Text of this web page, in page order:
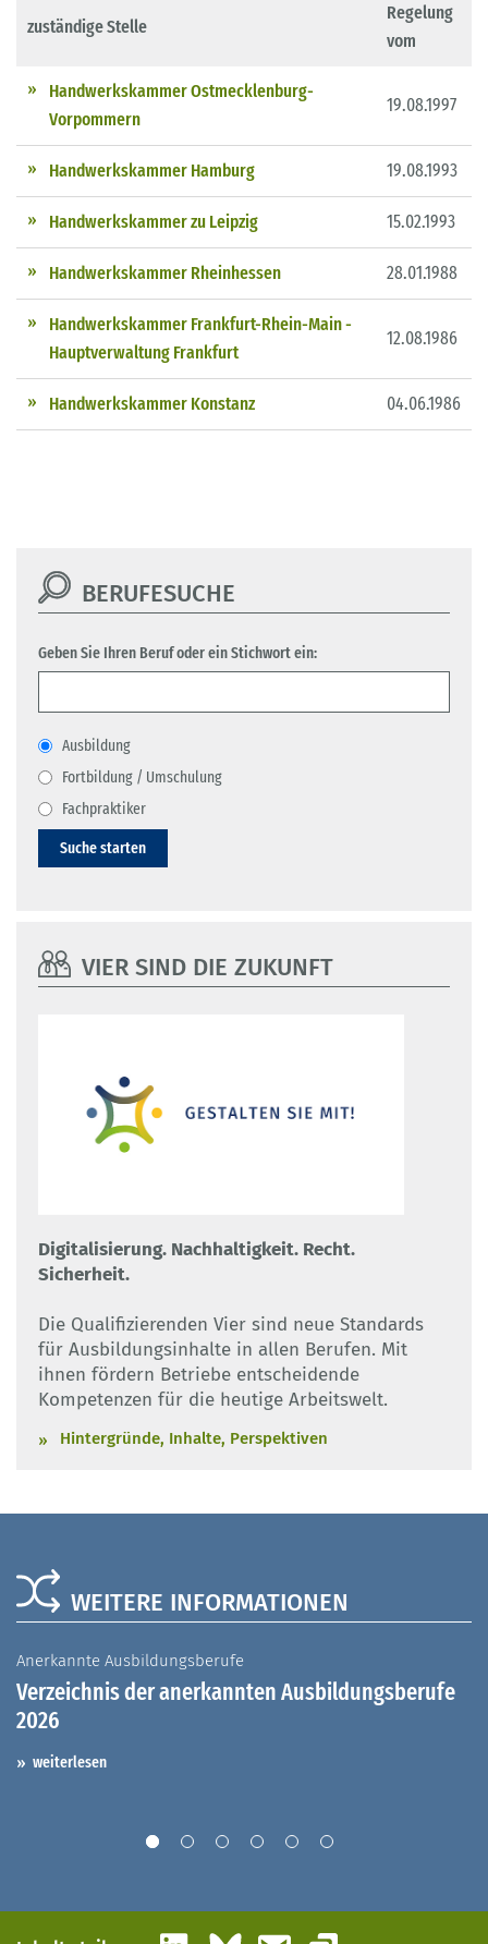
zuständige Stelle
Regelung
vom
Handwerkskammer Ostmecklenburg-
Vorpommern
19.08.1997
Handwerkskammer Hamburg 19.08.1993
Handwerkskammer zu Leipzig 15.02.1993
Handwerkskammer Rheinhessen 28.01.1988
Handwerkskammer Frankfurt-Rhein-Main -
Hauptverwaltung Frankfurt
12.08.1986
Handwerkskammer Konstanz 04.06.1986
BERUFESUCHE
Geben Sie Ihren Beruf oder ein Stichwort ein:
Ausbildung
Fortbildung / Umschulung
Fachpraktiker
Suche starten
VIER SIND DIE ZUKUNFT
Digitalisierung. Nachhaltigkeit. Recht.
Sicherheit.
Die Qualifizierenden Vier sind neue Standards
für Ausbildungsinhalte in allen Berufen. Mit
ihnen fördern Betriebe entscheidende
Kompetenzen für die heutige Arbeitswelt.
Hintergründe, Inhalte, Perspektiven
WEITERE INFORMATIONEN
Anerkannte Ausbildungsberufe
Verzeichnis der anerkannten Ausbildungsberufe
2026
weiterlesen
LinkedInBlueskyE-Mail